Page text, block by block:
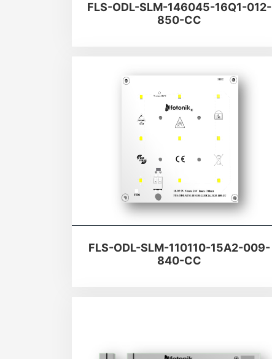
FLS-ODL-SLM-146045-16Q1-012-
850-CC
FLS-ODL-SLM-110110-15A2-009-
840-CC